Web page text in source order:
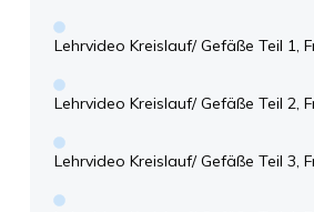
Lehrvideo Kreislauf/ Gefäße Teil 1,
Lehrvideo Kreislauf/ Gefäße Teil 2,
Lehrvideo Kreislauf/ Gefäße Teil 3,